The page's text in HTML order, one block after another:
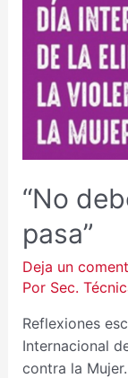
“No
pasa”
Deja un
Por Sec.
Reflexiones
Internacional
contra la Mujer.